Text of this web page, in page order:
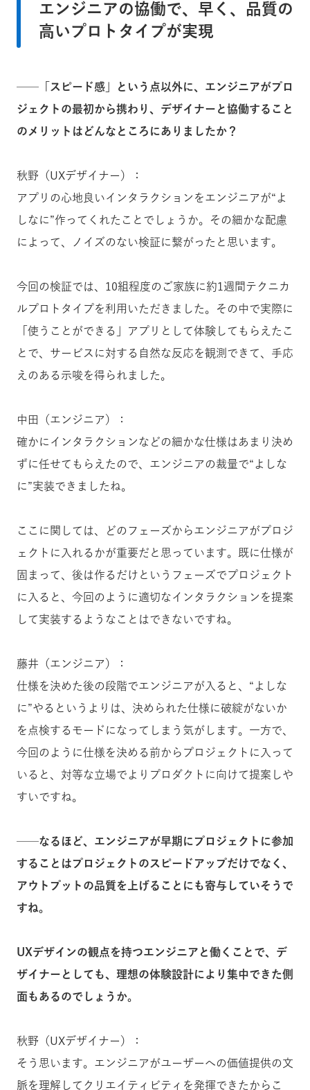
エンジニアの協働で、早く、品質の
高いプロトタイプが実現
──「スピード感」という点以外に、エンジニアがプロ
ジェクトの最初から携わり、デザイナーと協働すること
のメリットはどんなところにありましたか？
秋野（UXデザイナー）：
アプリの心地良いインタラクションをエンジニアが“よ
しなに”作ってくれたことでしょうか。その細かな配慮
によって、ノイズのない検証に繋がったと思います。
今回の検証では、10組程度のご家族に約1週間テクニカ
ルプロトタイプを利用いただきました。その中で実際に
「使うことができる」アプリとして体験してもらえたこ
とで、サービスに対する自然な反応を観測できて、手応
えのある示唆を得られました。
中田（エンジニア）：
確かにインタラクションなどの細かな仕様はあまり決め
ずに任せてもらえたので、エンジニアの裁量で“よしな
に”実装できましたね。
ここに関しては、どのフェーズからエンジニアがプロジ
ェクトに入れるかが重要だと思っています。既に仕様が
固まって、後は作るだけというフェーズでプロジェクト
に入ると、今回のように適切なインタラクションを提案
して実装するようなことはできないですね。
藤井（エンジニア）：
仕様を決めた後の段階でエンジニアが入ると、“よしな
に”やるというよりは、決められた仕様に破綻がないか
を点検するモードになってしまう気がします。一方で、
今回のように仕様を決める前からプロジェクトに入って
いると、対等な立場でよりプロダクトに向けて提案しや
すいですね。
──なるほど、エンジニアが早期にプロジェクトに参加
することはプロジェクトのスピードアップだけでなく、
アウトプットの品質を上げることにも寄与していそうで
すね。
UXデザインの観点を持つエンジニアと働くことで、デ
ザイナーとしても、理想の体験設計により集中できた側
面もあるのでしょうか。
秋野（UXデザイナー）：
そう思います。エンジニアがユーザーへの価値提供の文
脈を理解してクリエイティビティを発揮できたからこ